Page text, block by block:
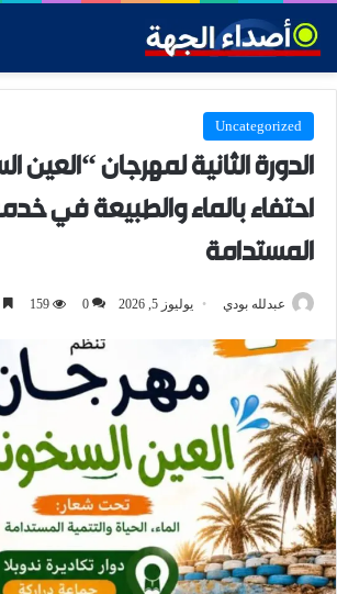
Uncategorized
الدورة الثانية لمهرجان “العين
احتفاء بالماء والطبيعة في
المستدامة
عبدلله بودي يوليوز 5, 2026 0
159